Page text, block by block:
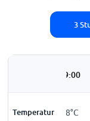
3
09:00
Temperatur
16°C 18°C